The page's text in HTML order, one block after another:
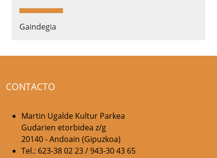
Gaindegia
CONTACTO
Martin Ugalde Kultur Parkea
Gudarien etorbidea z/g
20140 - Andoain (Gipuzkoa)
Tel.: 623-38 02 23 / 943-30 43 65